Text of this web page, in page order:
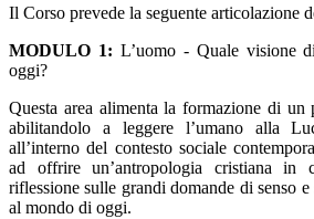
Il Corso prevede la seguente articolazione
MODULO 1: L’uomo - Quale visione
oggi?
Questa area alimenta la formazione di un
abilitandolo a leggere l’umano alla
all’interno del contesto sociale
ad offrire un’antropologia cristiana in
riflessione sulle grandi domande di senso
al mondo di oggi.